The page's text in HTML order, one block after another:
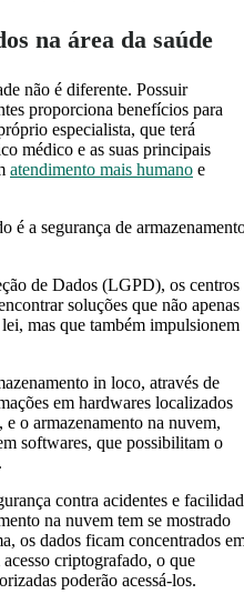
na área da saúde
não é diferente. Possuir
proporciona benefícios para
especialista, que terá
médico e as suas principais
atendimento mais humano e
é a segurança de
de Dados (LGPD), os centros
soluções que não apenas
mas que também impulsionem
in loco, através de
em hardwares localizados
o armazenamento na nuvem,
softwares, que possibilitam o
contra acidentes e
na nuvem tem se mostrado
os dados ficam concentrados
criptografado, o que
poderão acessá-los.